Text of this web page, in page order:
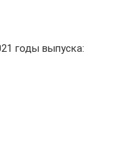
годы выпуска: